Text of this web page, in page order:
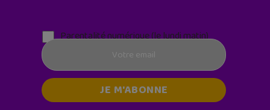
Parentalité numérique (le lundi matin)